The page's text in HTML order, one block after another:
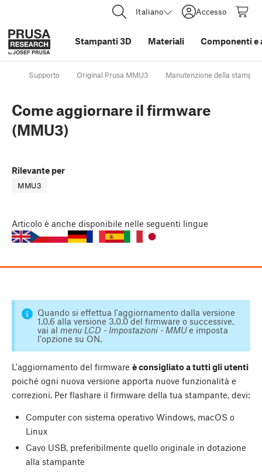
Italiano Accesso
Stampanti 3D Materiali Componenti e
Supporto Original Prusa MMU3 Manutenzione della
Come aggiornare il firmware
(MMU3)
Rilevante per
MMU3
Articolo è anche disponibile nelle seguenti lingue
Quando si effettua l'aggiornamento dalla versione
1.0.6 alla versione 3.0.0 del firmware o successive,
vai al menu LCD - Impostazioni - MMUe imposta
l'opzione su ON.
L'aggiornamento del firmware è consigliato a tutti gli utenti
poiché ogni nuova versione apporta nuove funzionalità e
correzioni. Per flashare il firmware della tua stampante, devi:
Computer con sistema operativo Windows, macOS o
Linux
Cavo USB, preferibilmente quello originale in dotazione
alla stampante